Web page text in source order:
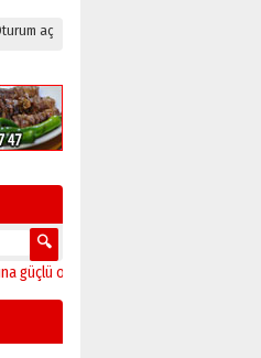
aç
onay 12:04